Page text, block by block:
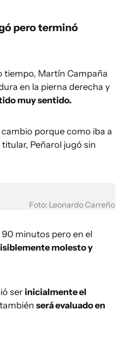
pero terminó
tiempo, Martín Campaña
en la pierna derecha y
muy sentido.
porque como iba a
Peñarol jugó sin
Foto: Leonardo Carreño
minutos pero en el
molesto y
ser inicialmente el
será evaluado en